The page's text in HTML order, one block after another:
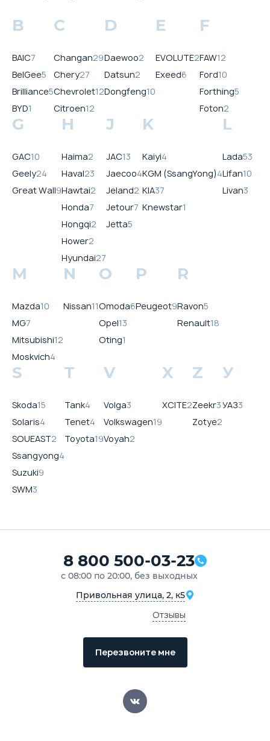
B
BAIC7
BelGee5
Brilliance5
BYD1
C
Changan29
Chery27
Chevrolet12
Citroen12
D
Daewoo2
Datsun2
Dongfeng10
E
EVOLUTE2
Exeed6
F
FAW12
Ford10
Forthing5
Foton2
G
GAC10
Geely24
Great Wall9
H
Haima2
Haval23
Hawtai2
Honda7
Hongqi2
Hower2
Hyundai27
J
JAC13
Jaecoo4
Jeland2
Jetour7
Jetta5
K
Kaiyi4
KGM (SsangYong)4
KIA37
Knewstar1
L
Lada53
Lifan10
Livan3
M
Mazda10
MG7
Mitsubishi12
Moskvich4
N
Nissan11
O
Omoda6
Opel13
Oting1
P
Peugeot9
R
Ravon5
Renault18
S
Skoda15
Solaris4
SOUEAST2
Ssangyong4
Suzuki9
SWM3
T
Tank4
Tenet4
Toyota19
V
Volga3
Volkswagen19
Voyah2
X
XCITE2
Z
Zeekr3
Zotye2
У
УАЗ3
8 800 500-03-23
с 08:00 по 20:00, без выходных
Привольная улица, 2, к5
Отзывы
Перезвоните мне